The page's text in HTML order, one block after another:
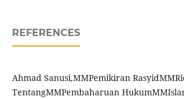
REFERENCES
Ahmad Sanusi,MMPemikiran
TentangMMPembaharuan